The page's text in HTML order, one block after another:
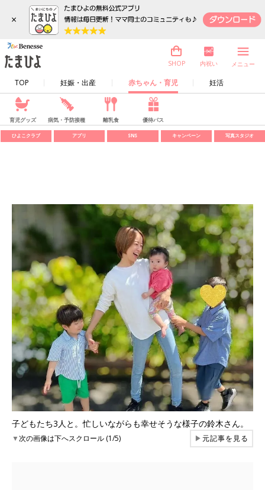
×
TOP 妊娠・出産 赤ちゃん・育児 妊活
SHOP 内祝い メニュー
育児グッズ 病気・予防接種 離乳食 優待パス
ひよこクラブ アプリ SNS キャンペーン 写真スタジオ
子どもたち3人と。忙しいながらも幸せそうな様子の鈴木さん。
▼次の画像は下へスクロール (1/5) ▶元記事を見る